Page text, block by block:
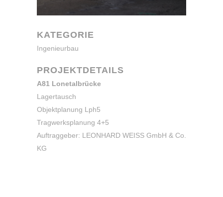
KATEGORIE
Ingenieurbau
PROJEKTDETAILS
A81 Lonetalbrücke
Lagertausch
Objektplanung Lph5
Tragwerksplanung 4+5
Auftraggeber: LEONHARD WEISS GmbH & Co.
KG